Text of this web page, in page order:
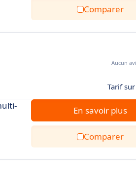
Comparer
Aucun
Tarif
En savoir plus
Comparer